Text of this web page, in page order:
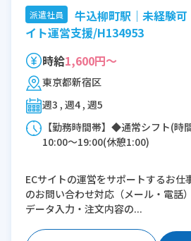
派遣社員
牛込柳町駅｜未経験
イト運営支援/H134953
時給1,600円～
東京都新宿区
週3 , 週4 , 週5
【勤務時間帯】◆通常シフト(時
10:00〜19:00(休憩1:00)
※時短：相談可能
ECサイトの運営をサポートするお仕
のお問い合わせ対応（メール・電話
データ入力・注文内容の...